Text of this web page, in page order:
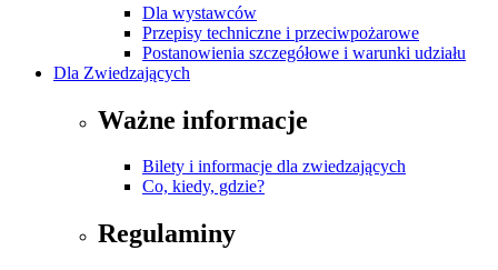
Dla wystawców
Przepisy techniczne i przeciwpożarowe
Postanowienia szczegółowe i warunki udziału
Dla Zwiedzających
Ważne informacje
Bilety i informacje dla zwiedzających
Co, kiedy, gdzie?
Regulaminy